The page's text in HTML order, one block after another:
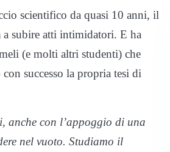
scientifico da quasi 10 anni, il
subire atti intimidatori. E ha
(e molti altri studenti) che
successo la propria tesi di
anche con l’appoggio di una
nel vuoto. Studiamo il